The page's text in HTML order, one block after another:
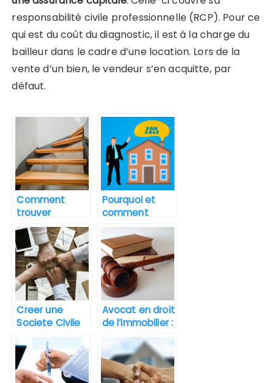
responsabilité civile professionnelle (RCP). Pour ce
qui est du coût du diagnostic, il est à la charge du
bailleur dans le cadre d’une location. Lors de la
vente d’un bien, le vendeur s’en acquitte, par
défaut.
Comment
trouver
facilement des
bureaux a louer
a Paris ?
Pourquoi et
comment
estimer le prix
son
appartement ?
Creer une
Societe Civile
Immobiliere :
comment et
pourquoi ?
Avocat en droit
de l’immobilier :
role et
avantages